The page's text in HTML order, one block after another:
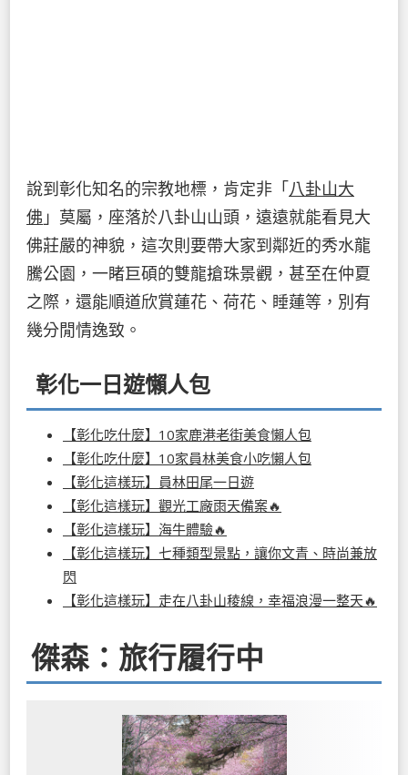
說到彰化知名的宗教地標，肯定非「 八卦山大
佛 」莫屬，座落於八卦山山頭，遠遠就能看見大
佛莊嚴的神貌，這次則要帶大家到鄰近的秀水龍
騰公園，一睹巨碩的雙龍搶珠景觀，甚至在仲夏
之際，還能順道欣賞蓮花、荷花、睡蓮等，別有
幾分閒情逸致。
彰化一日遊懶人包
【彰化吃什麼】10家鹿港老街美食懶人包
【彰化吃什麼】10家員林美食小吃懶人包
【彰化這樣玩】員林田尾一日遊
【彰化這樣玩】觀光工廠雨天備案🔥
【彰化這樣玩】海牛體驗🔥
【彰化這樣玩】七種類型景點，讓你文青、時尚兼放
閃
【彰化這樣玩】走在八卦山稜線，幸福浪漫一整天🔥
傑森：旅行履行中